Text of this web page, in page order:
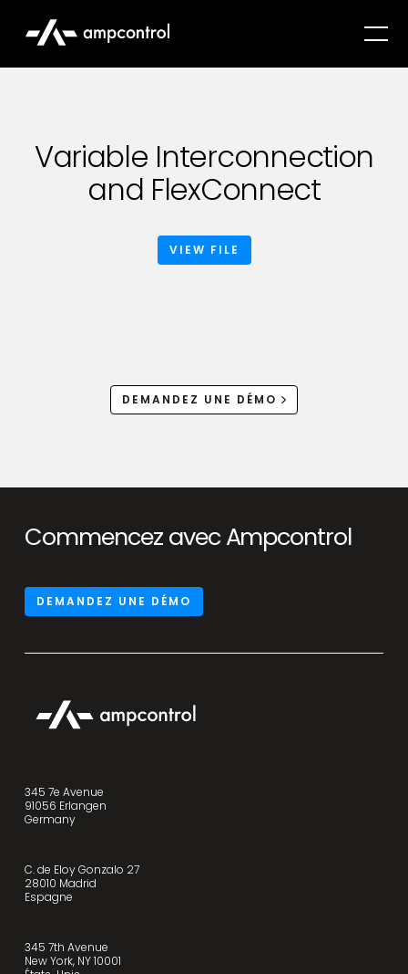
Variable Interconnection
and FlexConnect
VIEW FILE
DEMANDEZ UNE DÉMO
Commencez avec Ampcontrol
DEMANDEZ UNE DÉMO
345 7e Avenue
91056 Erlangen
Germany
C. de Eloy Gonzalo 27
28010 Madrid
Espagne
345 7th Avenue
New York, NY 10001